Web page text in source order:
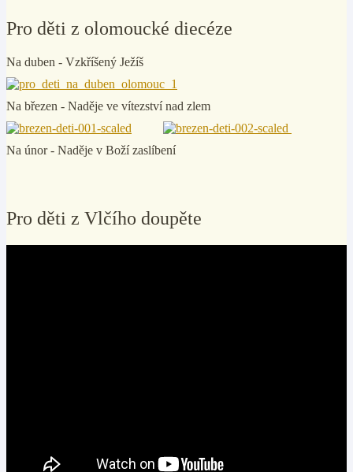
Pro děti z olomoucké diecéze
Na duben - Vzkříšený Ježíš
Na březen - Naděje ve vítezství nad zlem
Na únor - Naděje v Boží zaslíbení
Pro děti z Vlčího doupěte